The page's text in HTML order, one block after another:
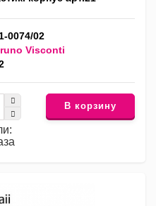
0074/02
Visconti
В корзину